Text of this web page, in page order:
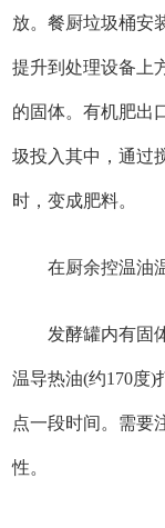
放。餐厨垃圾桶安
提升到处理设备上
的固体。有机肥出
圾投入其中，通过
时，变成肥料。
在厨余控温油
发酵罐内有固
温导热油(约170度
点一段时间。需要
性。